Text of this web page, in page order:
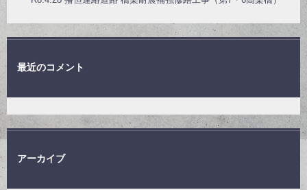
最近のコメント
アーカイブ